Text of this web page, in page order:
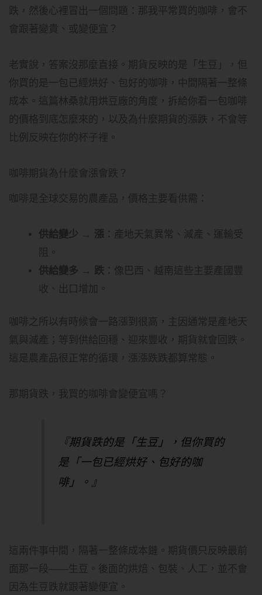
跌，然後心裡冒出一個問題：那我平常買的咖啡，會不
會跟著變貴、或變便宜？
老實說，答案沒那麼直接。期貨反映的是「生豆」，但
你買的是一包已經烘好、包好的咖啡，中間隔著一整條
成本。這篇林桑就用烘豆廠的角度，拆給你看一包咖啡
的價格到底怎麼來的，以及為什麼期貨的漲跌，不會等
比例反映在你的杯子裡。
咖啡期貨為什麼會漲會跌？
咖啡是全球交易的農產品，價格主要看供需：
供給變少 → 漲 ：產地天氣異常、減產、運輸受
阻。
供給變多 → 跌 ：像巴西、越南這些主要產國豐
收、出口增加。
咖啡之所以有時候會一路漲到很高，主因通常是產地天
氣與減產；等到供給回穩、迎來豐收，期貨就會回跌。
這是農產品很正常的循環，漲漲跌跌都算常態。
那期貨跌，我買的咖啡會變便宜嗎？
『期貨跌的是「生豆」，但你買的
是「一包已經烘好、包好的咖
啡」。』
這兩件事中間，隔著一整條成本鏈。期貨價只反映最前
面那一段——生豆。後面的烘焙、包裝、人工，並不會
因為生豆跌就跟著變便宜。